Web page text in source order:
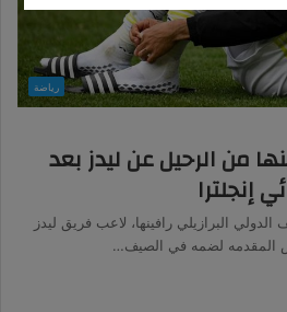
رياضة
من الرحيل عن ليدز بعد
إنجلترا
البرازيلي رافينها، لاعب فريق ليدز
المقدمه لضمه في الصيف…